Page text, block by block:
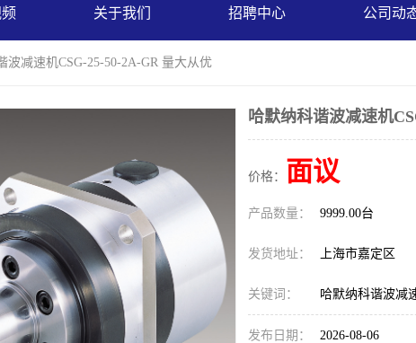
关于我们 招聘中心 公司动
波减速机CSG-25-50-2A-GR 量大从优
哈默纳科谐波减速机
价格： 面议
产品数量： 9999.00台
发货地址： 上海市嘉定区
关键词： 哈默纳科谐波减
发布日期： 2026-08-06